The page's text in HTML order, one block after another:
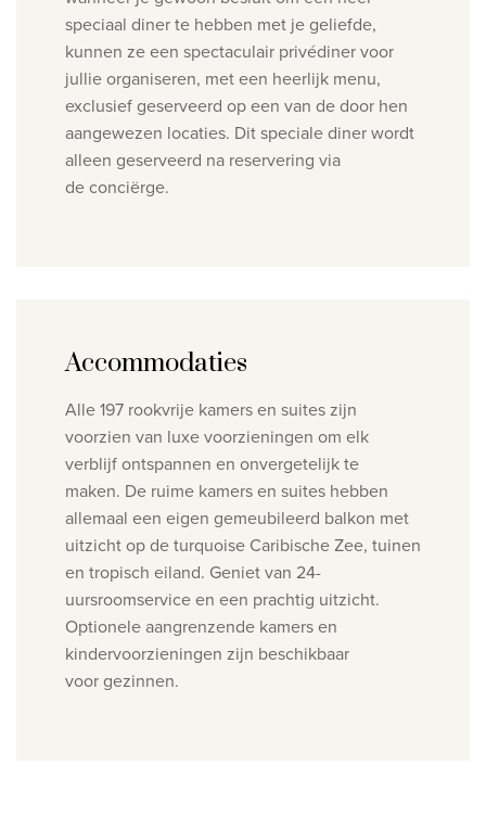
speciaal diner te hebben met jegeliefde,
kunnen ze een spectaculair privédiner voor
jullie organiseren, met een heerlijk menu,
exclusief geserveerd op een van de door hen
aangewezen locaties. Dit speciale diner wordt
alleen geserveerd na reservering via
deconciërge.
Accommodaties
Alle 197 rookvrije kamers en suites zijn
voorzien van luxe voorzieningen om elk
verblijf ontspannen en onvergetelijk te
maken. De ruime kamers en suites hebben
allemaal een eigen gemeubileerd balkon met
uitzicht op de turquoise Caribische Zee, tuinen
en tropisch eiland. Geniet van 24-
uursroomservice en een prachtig uitzicht.
Optionele aangrenzende kamers en
kindervoorzieningen zijn beschikbaar
voorgezinnen.